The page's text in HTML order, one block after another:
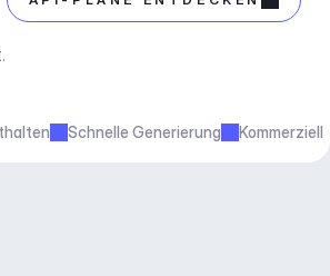
Schnelle Generierung